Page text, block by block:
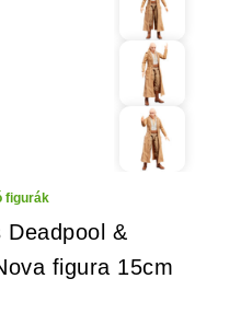
figurák
Deadpool &
figura 15cm